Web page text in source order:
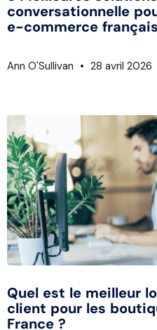
conversationnelle
e-commerce
Ann O'Sullivan 28 avril 2026
Quel est le meilleur
client pour les
France ?